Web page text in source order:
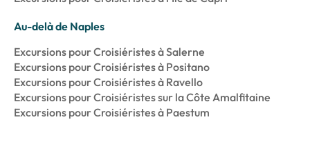
Au-delà de Naples
Excursions pour Croisiéristes à Salerne
Excursions pour Croisiéristes à Positano
Excursions pour Croisiéristes à Ravello
Excursions pour Croisiéristes sur la Côte Amalfitaine
Excursions pour Croisiéristes à Paestum